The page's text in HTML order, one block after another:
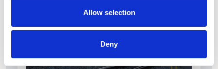
Allow selection
Deny